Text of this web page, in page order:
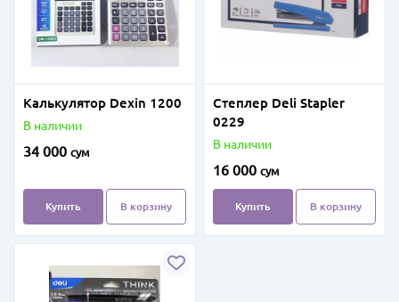
Калькулятор Dexin 1200
В наличии
34 000 сум
Купить В корзину
Степлер Deli Stapler
0229
В наличии
16 000 сум
Купить В корзину